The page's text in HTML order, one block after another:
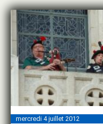
mercredi 4 juillet 2012